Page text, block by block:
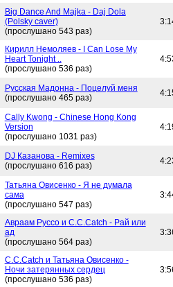
Big Dance And Majka - Daj Dola
(Polsky caver)
(прослушано 543 раз)
Кирилл Немоляев - I Can Lose My
Heart Tonight ..
(прослушано 536 раз)
Русская Мадонна - Поцелуй меня
(прослушано 465 раз)
Cally Kwong - Chinese Hong Kong
Version
(прослушано 1031 раз)
DJ Казанова - Remixes
(прослушано 616 раз)
Татьяна Овисенко - Я не думала
сама
(прослушано 547 раз)
Авраам Руссо и C.C.Catch - Рай или
ад
(прослушано 564 раз)
C.C.Catch и Татьяна Овисенко -
Ночи затерянных сердец
(прослушано 536 раз)